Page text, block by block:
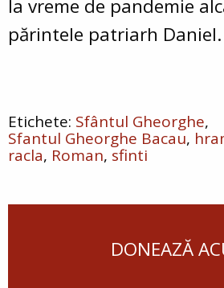
la vreme de pandemie
părintele patriarh Daniel.
Sfântul Gheorghe
Sfantul Gheorghe Bacau
racla Roman sfinti
DONEAZĂ